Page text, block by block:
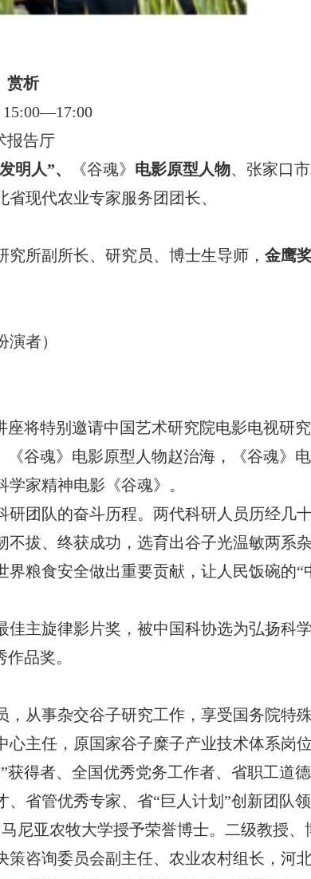
赏析
15:00—17:00
报告厅
明人”、 《谷魂》 电影原型人物、张家口
省现代农业专家服务团团长、
所副所长、研究员、博士生导师， 金鹰
演者）
座将特别邀请中国艺术研究院电影电视研
《谷魂》电影原型人物赵治海，《谷魂》
家精神电影《谷魂》。
研团队的奋斗历程。两代科研人员历经
拔、终获成功，选育出谷子光温敏两系
粮食安全做出重要贡献，让人民饭碗的
佳主旋律影片奖，被中国科协选为弘扬
品奖。
，从事杂交谷子研究工作，享受国务院特
主任，原国家谷子糜子产业技术体系岗
得者、全国优秀党务工作者、省职工道
省管优秀专家、省“巨人计划”创新团队领
尼亚农牧大学授予荣誉博士。二级教授
咨询委员会副主任、农业农村组长，河